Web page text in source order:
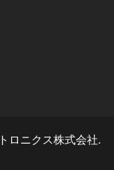
ロニクス株式会社.